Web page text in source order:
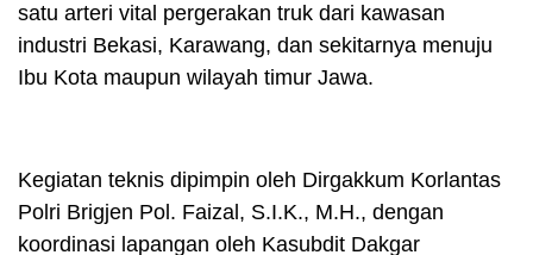
satu arteri vital pergerakan truk dari kawasan
industri Bekasi, Karawang, dan sekitarnya menuju
Ibu Kota maupun wilayah timur Jawa.
Kegiatan teknis dipimpin oleh Dirgakkum Korlantas
Polri Brigjen Pol. Faizal, S.I.K., M.H., dengan
koordinasi lapangan oleh Kasubdit Dakgar